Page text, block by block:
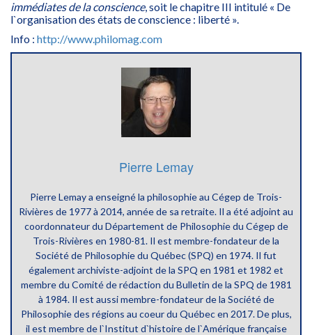
immédiates de la conscience, soit le chapitre III intitulé « De
l`organisation des états de conscience : liberté ».
Info : http://www.philomag.com
Pierre Lemay
Pierre Lemay a enseigné la philosophie au Cégep de Trois-
Rivières de 1977 à 2014, année de sa retraite. Il a été adjoint au
coordonnateur du Département de Philosophie du Cégep de
Trois-Rivières en 1980-81. Il est membre-fondateur de la
Société de Philosophie du Québec (SPQ) en 1974. Il fut
également archiviste-adjoint de la SPQ en 1981 et 1982 et
membre du Comité de rédaction du Bulletin de la SPQ de 1981
à 1984. Il est aussi membre-fondateur de la Société de
Philosophie des régions au coeur du Québec en 2017. De plus,
il est membre de l`Institut d`histoire de l`Amérique française